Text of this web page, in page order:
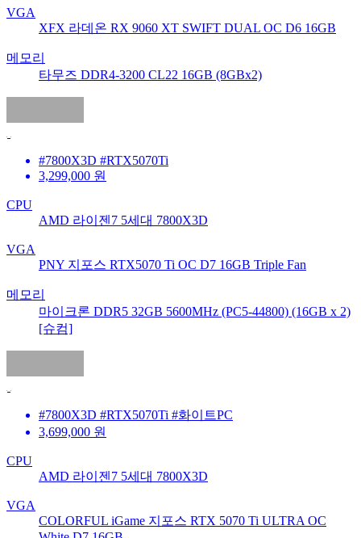
VGA
XFX 라데온 RX 9060 XT SWIFT DUAL OC D6 16GB
메모리
타무즈 DDR4-3200 CL22 16GB (8GBx2)
#7800X3D #RTX5070Ti
3,299,000 원
CPU
AMD 라이젠7 5세대 7800X3D
VGA
PNY 지포스 RTX5070 Ti OC D7 16GB Triple Fan
메모리
마이크론 DDR5 32GB 5600MHz (PC5-44800) (16GB x 2)
[슈컴]
#7800X3D #RTX5070Ti #화이트PC
3,699,000 원
CPU
AMD 라이젠7 5세대 7800X3D
VGA
COLORFUL iGame 지포스 RTX 5070 Ti ULTRA OC